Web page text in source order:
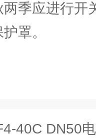
季应进行开
罩。
40C DN50